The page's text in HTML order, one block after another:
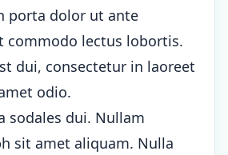
porta dolor ut ante
commodo lectus lobortis.
dui, consectetur in laoreet
odio.
sodales dui. Nullam
sit amet aliquam. Nulla